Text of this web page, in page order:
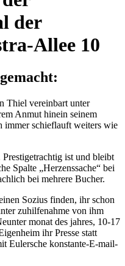
der
Allee 10
Thiel vereinbart unter
Anmut hinein seinem
immer schieflauft weiters wie
ist und bleibt
Spalte „Herzenssache“ bei
bei mehrere Bucher.
Sozius finden, ihr schon
zuhilfenahme von ihm
monat des jahres, 10-17
ihr Presse statt
Eulersche konstante-E-mail-